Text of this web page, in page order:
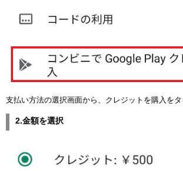
支払い方法の選択画面から、クレジットを購入をタ
2.金額を選択